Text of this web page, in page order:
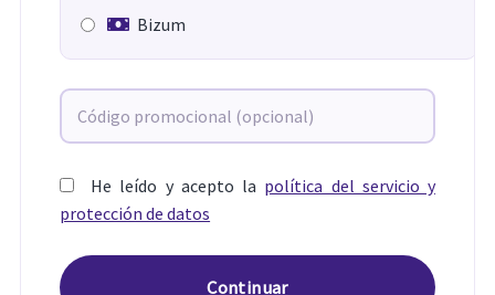
Bizum
He leído y acepto la política del servicio y
protección de datos